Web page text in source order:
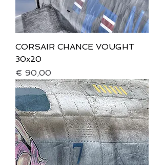
CORSAIR CHANCE VOUGHT
30x20
Prijs
€ 90,00